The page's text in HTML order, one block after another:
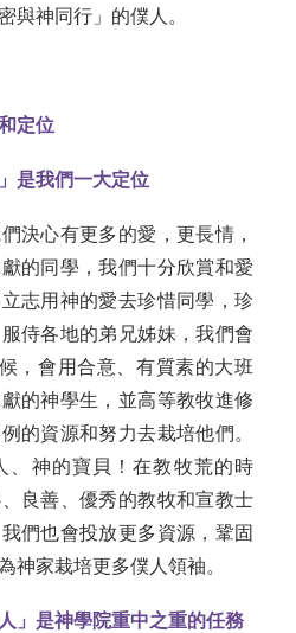
與神同行」的僕人。
定位
是我們一大定位
決心有更多的愛，更長情，
的同學，我們十分欣賞和愛
志用神的愛去珍惜同學，珍
侍各地的弟兄姊妹，我們會
，會用合意、有質素的大班
的神學生，並高等教牧進修
的資源和努力去栽培他們。
、神的寶貝！在教牧荒的時
良善、優秀的教牧和宣教士
們也會投放更多資源，鞏固
神家栽培更多僕人領袖。
」是神學院重中之重的任務